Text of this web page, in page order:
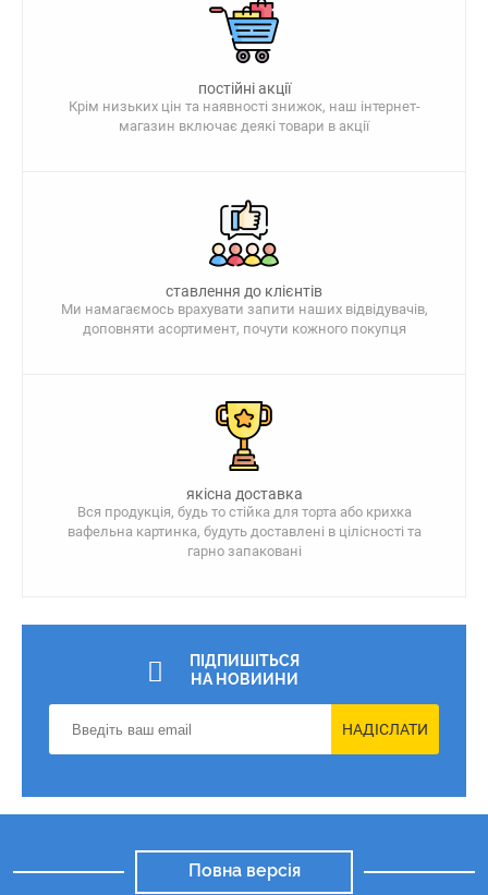
постійні акції
Крім низьких цін та наявності знижок, наш інтернет-
магазин включає деякі товари в акції
ставлення до клієнтів
Ми намагаємось врахувати запити наших відвідувачів,
доповняти асортимент, почути кожного покупця
якісна доставка
Вся продукція, будь то стійка для торта або крихка
вафельна картинка, будуть доставлені в цілісності та
гарно запаковані
ПІДПИШІТЬСЯ
НА НОВИИНИ
НАДІСЛАТИ
Повна версія